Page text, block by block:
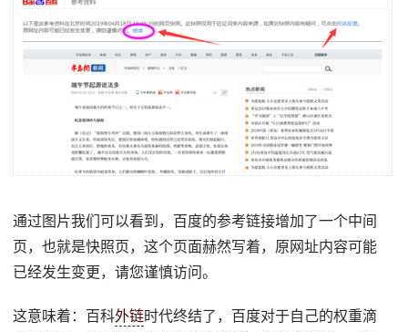
通过图片我们可以看到，百度的参考链接增加了一个中间
页，也就是快照页，这个页面赫然写着，原网址内容可能
已经发生变更，请您谨慎访问。
这意味着：百科外链时代终结了，百度对于自己的权重滴